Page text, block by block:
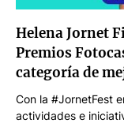
Helena Jornet
Premios
categoría de
Con la #JornetFest
actividades e